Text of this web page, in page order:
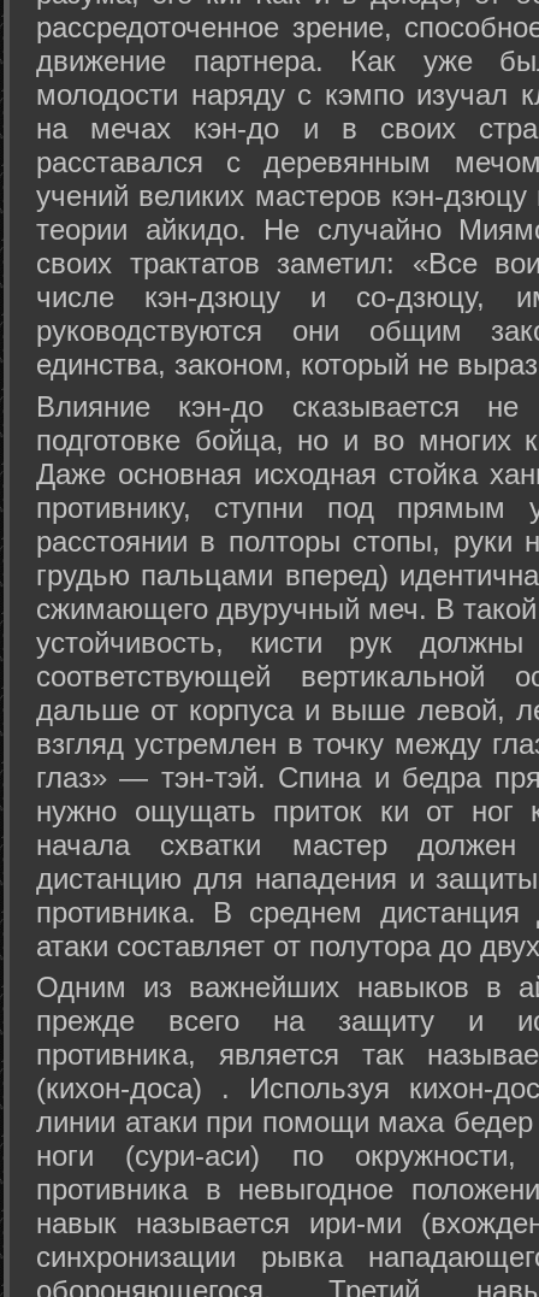
рассредоточенное зрение,
движение партнера. Как уже
молодости наряду с кэмпо изучал
на мечах кэн-до и в своих
расставался с деревянным
учений великих мастеров кэн-
теории айкидо. Не случайно
своих трактатов заметил: «Все
числе кэн-дзюцу и со-дзюцу,
руководствуются они общим
единства, законом, который не
Влияние кэн-до сказывается не
подготовке бойца, но и во многих
Даже основная исходная стойка
противнику, ступни под прямым
расстоянии в полторы стопы, руки
грудью пальцами вперед)
сжимающего двуручный меч. В
устойчивость, кисти рук
соответствующей
дальше от корпуса и выше левой,
взгляд устремлен в точку между
глаз» — тэн-тэй. Спина и бедра
нужно ощущать приток ки от
начала схватки мастер должен
дистанцию для нападения и
противника. В среднем
атаки составляет от полутора до
Одним из важнейших навыков в
прежде всего на защиту и
противника, является так
(кихон-доса) . Используя кихон-
линии атаки при помощи маха
ноги (сури-аси) по
противника в невыгодное
навык называется ири-ми
синхронизации рывка
обороняющегося. Третий